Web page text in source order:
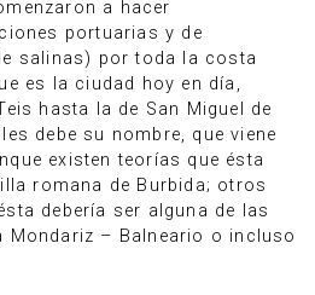
a hacer
portuarias y de
salinas) por toda la costa
es la ciudad hoy en día,
hasta la de San Miguel de
debe su nombre, que viene
existen teorías que ésta
romana de Burbida; otros
debería ser alguna de las
Mondariz – Balneario o incluso